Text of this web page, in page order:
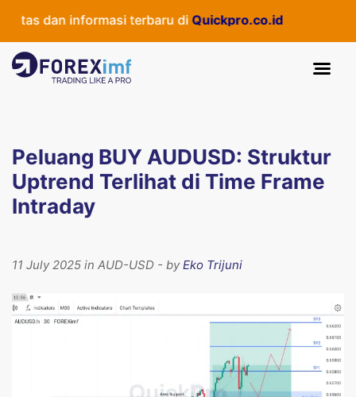
dan informasi terbaru diQuickpro.co.id
Peluang BUY AUDUSD: Struktur
Uptrend Terlihat di Time Frame
Intraday
11 July 2025 in AUD-USD - byEko Trijuni